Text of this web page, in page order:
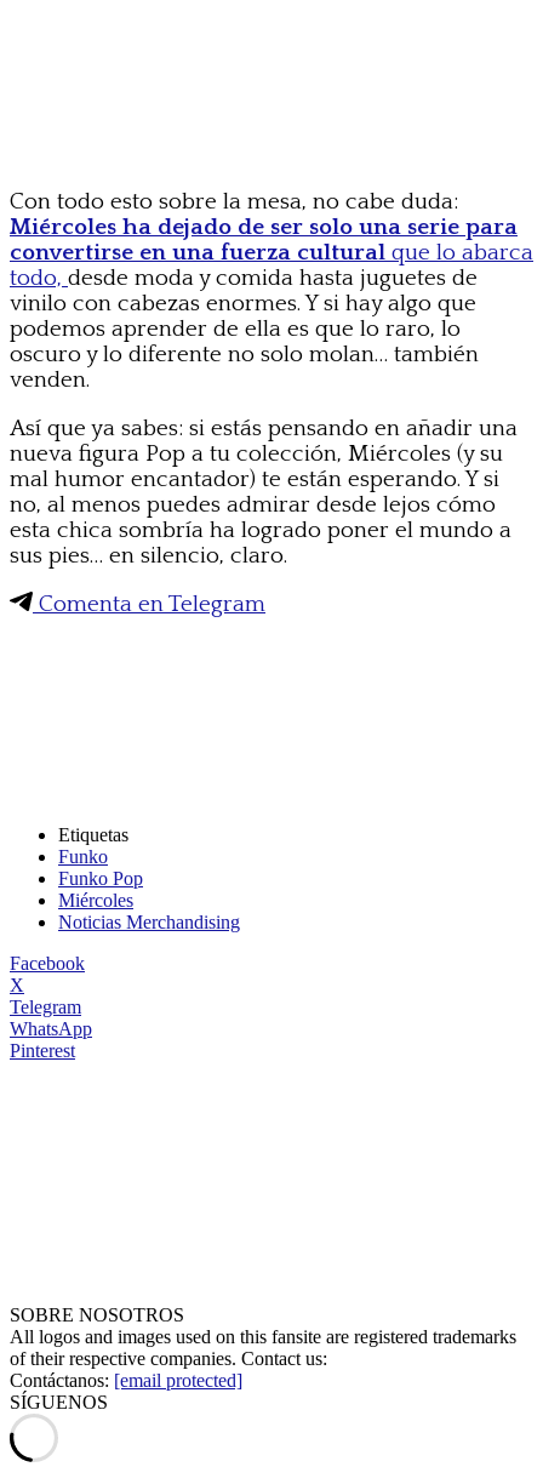
Con todo esto sobre la mesa, no cabe duda:
Miércoles ha dejado de ser solo una serie para
convertirse en una fuerza cultural que lo abarca
todo, desde moda y comida hasta juguetes de
vinilo con cabezas enormes. Y si hay algo que
podemos aprender de ella es que lo raro, lo
oscuro y lo diferente no solo molan… también
venden.
Así que ya sabes: si estás pensando en añadir una
nueva figura Pop a tu colección, Miércoles (y su
mal humor encantador) te están esperando. Y si
no, al menos puedes admirar desde lejos cómo
esta chica sombría ha logrado poner el mundo a
sus pies… en silencio, claro.
Comenta en Telegram
Etiquetas
Funko
Funko Pop
Miércoles
Noticias Merchandising
Facebook
X
Telegram
WhatsApp
Pinterest
SOBRE NOSOTROS
All logos and images used on this fansite are registered trademarks
of their respective companies. Contact us:
Contáctanos: [email protected]
SÍGUENOS